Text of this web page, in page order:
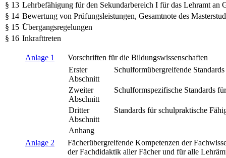
§ 13 Lehrbefähigung für den Sekundarbereich I für das Lehramt an
§ 14 Bewertung von Prüfungsleistungen, Gesamtnote des
§ 15 Übergangsregelungen
§ 16 Inkrafttreten
Anlage 1
Vorschriften für die Bildungswissenschaften
Erster
Abschnitt
Schulformübergreifende
Zweiter
Abschnitt
Schulformspezifische Standards
Dritter
Abschnitt
Standards für schulpraktische
Anhang
Anlage 2
Fächerübergreifende Kompetenzen der
der Fachdidaktik aller Fächer und für alle